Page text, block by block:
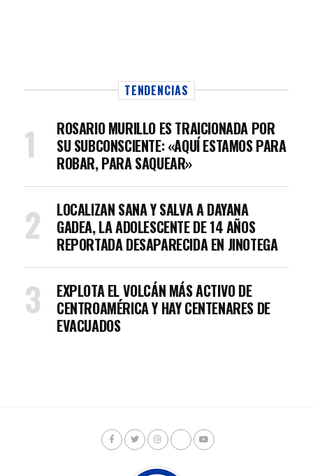
TENDENCIAS
ROSARIO MURILLO ES TRAICIONADA POR
SU SUBCONSCIENTE: «AQUÍ ESTAMOS PARA
ROBAR, PARA SAQUEAR»
LOCALIZAN SANA Y SALVA A DAYANA
GADEA, LA ADOLESCENTE DE 14 AÑOS
REPORTADA DESAPARECIDA EN JINOTEGA
EXPLOTA EL VOLCÁN MÁS ACTIVO DE
CENTROAMÉRICA Y HAY CENTENARES DE
EVACUADOS